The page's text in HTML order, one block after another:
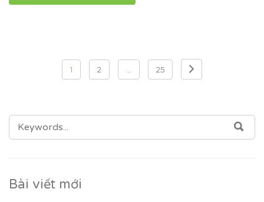
viết
1 2 25
SEARCH
FOR:
Bài viết mới